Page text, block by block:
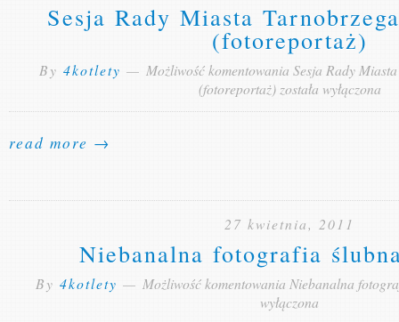
Sesja Rady Miasta
(fotoreportaż)
By 4kotlety — Możliwość komentowania Sesja Rady
(fotoreportaż)została wyłączona
read more →
27 kwietnia, 2011
Niebanalna fotografia
By 4kotlety — Możliwość komentowania Niebanalna
wyłączona